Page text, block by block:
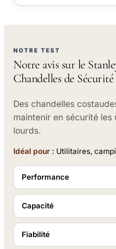
NOTRE TEST
Notre avis sur le
Chandelles de
Des chandelles
maintenir en sécurité
lourds.
Idéal pour : Utilitaires,
Performance
Capacité
Fiabilité